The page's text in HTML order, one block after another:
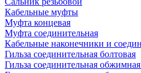
Кабельные муфты
Муфта концевая
Муфта соединительная
Кабельные наконечники и
Гильза соединительная болтовая
Гильза соединительная